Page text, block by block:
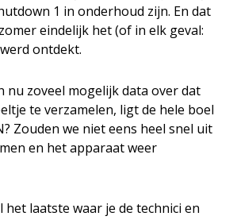
1 in onderhoud zijn. En dat
eindelijk het (of in elk geval:
ontdekt.
nu zoveel mogelijk data over dat
te verzamelen, ligt de hele boel
Zouden we niet eens heel snel uit
en het apparaat weer
het laatste waar je de technici en